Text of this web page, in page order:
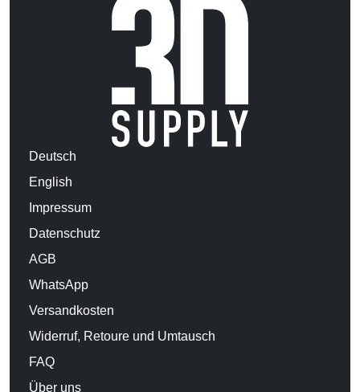
Deutsch
English
Impressum
Datenschutz
AGB
WhatsApp
Versandkosten
Widerruf, Retoure und Umtausch
FAQ
Über uns